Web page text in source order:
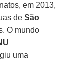
em 2013,
de São
O mundo
uma